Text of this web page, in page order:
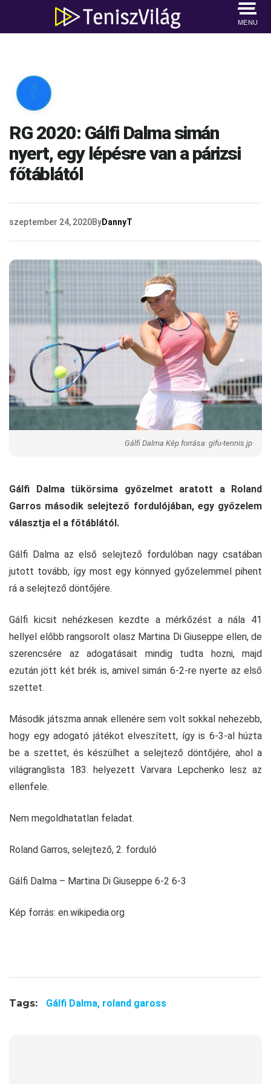
MENU

RG 2020: Gálfi Dalma simán
nyert, egy lépésre van a párizsi
főtáblától
szeptember 24, 2020ByDannyT
Gálfi Dalma Kép forrása: gifu-tennis.jp
Gálfi Dalma tükörsima győzelmet aratott a Roland
Garros második selejtező fordulójában, egy győzelem
választja el a főtáblától.
Gálfi Dalma az első selejtező fordulóban nagy csatában
jutott tovább, így most egy könnyed győzelemmel pihent
rá a selejtező döntőjére.
Gálfi kicsit nehézkesen kezdte a mérkőzést a nála 41
hellyel előbb rangsorolt olasz Martina Di Giuseppe ellen, de
szerencsére az adogatásait mindig tudta hozni, majd
ezután jött két brék is, amivel simán 6-2-re nyerte az első
szettet.
Második játszma annak ellenére sem volt sokkal nehezebb,
hogy egy adogató játékot elveszített, így is 6-3-al húzta
be a szettet, és készülhet a selejtező döntőjére, ahol a
világranglista 183. helyezett Varvara Lepchenko lesz az
ellenfele.
Nem megoldhatatlan feladat.
Roland Garros, selejtező, 2. forduló
Gálfi Dalma – Martina Di Giuseppe 6-2 6-3
Kép forrás: en.wikipedia.org
Tags: Gálfi Dalma, roland gaross